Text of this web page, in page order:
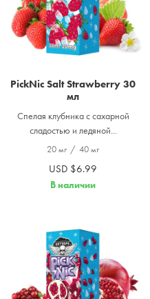
PickNic Salt Strawberry 30
мл
Спелая клубника с сахарной
сладостью и ледяной...
20 мг / 40 мг
USD $6.99
В наличии